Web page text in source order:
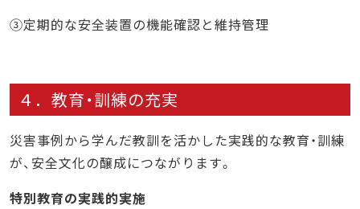
③定期的な安全装置の機能確認と維持管理
４．教育・訓練の充実
災害事例から学んだ教訓を活かした実践的な教育・訓練
が、安全文化の醸成につながります。
特別教育の実践的実施